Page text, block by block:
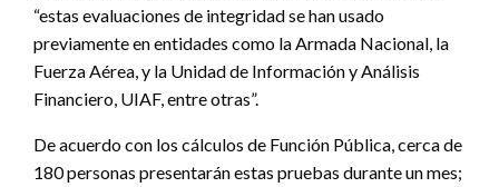
“estas evaluaciones de integridad se han usado
previamente en entidades como la Armada Nacional, la
Fuerza Aérea, y la Unidad de Información y Análisis
Financiero, UIAF, entre otras”.
De acuerdo con los cálculos de Función Pública, cerca de
180 personas presentarán estas pruebas durante un mes;